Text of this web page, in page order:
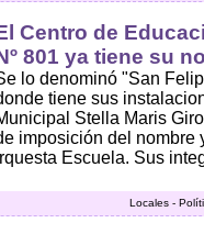
Centro de
801 ya tiene su
lo denominó "San
tiene sus
Stella Maris
imposición del nombre
Escuela. Sus
Locales -